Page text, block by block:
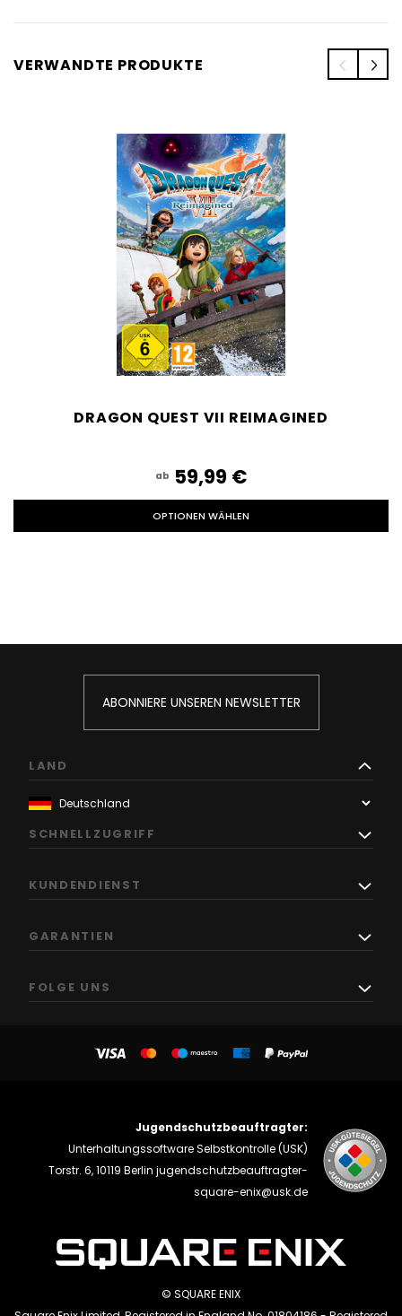
VERWANDTE PRODUKTE
DRAGON QUEST VII REIMAGINED
ab 59,99‎ ‎€
OPTIONEN WÄHLEN
ABONNIERE UNSEREN NEWSLETTER
LAND
SCHNELLZUGRIFF
KUNDENDIENST
GARANTIEN
FOLGE UNS
Jugendschutzbeauftragter:
Unterhaltungssoftware Selbstkontrolle (USK)
Torstr. 6, 10119 Berlin jugendschutzbeauftragter-
square-enix@usk.de
© SQUARE ENIX